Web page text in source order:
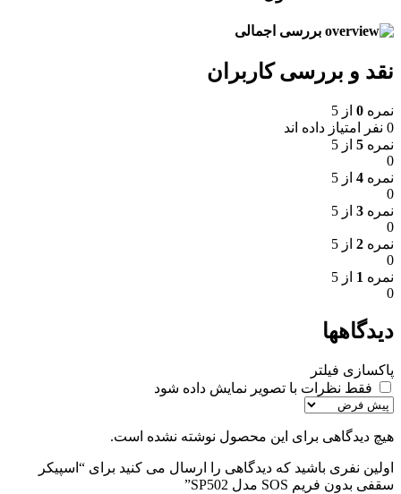
بررسی اجمالی
نقد و بررسی کاربران
نمره 0 از 5
0 نفر امتیاز داده اند
نمره 5 از 5
0
نمره 4 از 5
0
نمره 3 از 5
0
نمره 2 از 5
0
نمره 1 از 5
0
دیدگاهها
پاکسازی فیلتر
فقط نظرات با تصویر نمایش داده شود
هیچ دیدگاهی برای این محصول نوشته نشده است.
اولین نفری باشید که دیدگاهی را ارسال می کنید برای “اسپیکر
سقفی بدون فریم SOS مدل SP502”